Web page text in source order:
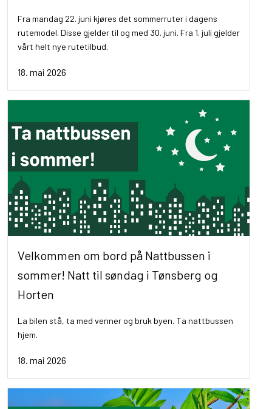
Fra mandag 22. juni kjøres det sommerruter i dagens
rutemodel. Disse gjelder til og med 30. juni. Fra 1. juli gjelder
vårt helt nye rutetilbud.
18. mai 2026
Velkommen om bord på Nattbussen i
sommer! Natt til søndag i Tønsberg og
Horten
La bilen stå, ta med venner og bruk byen. Ta nattbussen
hjem.
18. mai 2026